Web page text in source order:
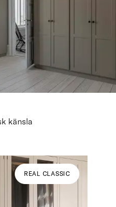
känsla
REAL CLASSIC